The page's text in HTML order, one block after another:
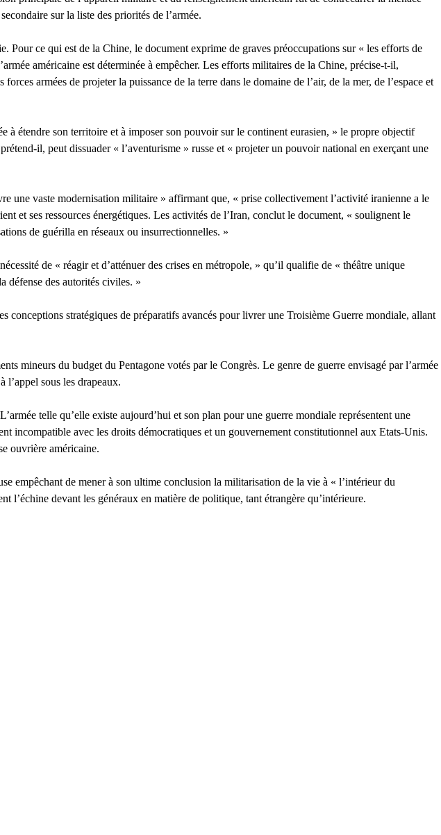
sur la liste des priorités de l’armée.
ce qui est de la Chine, le document exprime de graves préoccupations sur « les efforts de
américaine est déterminée à empêcher. Les efforts militaires de la Chine, précise-t-il,
armées de projeter la puissance de la terre dans le domaine de l’air, de la mer, de l’espace et
à étendre son territoire et à imposer son pouvoir sur le continent eurasien, » le propre objectif
il, peut dissuader « l’aventurisme » russe et « projeter un pouvoir national en exerçant une
une vaste modernisation militaire » affirmant que, « prise collectivement l’activité iranienne a le
et ses ressources énergétiques. Les activités de l’Iran, conclut le document, « soulignent le
de guérilla en réseaux ou insurrectionnelles. »
de « réagir et d’atténuer des crises en métropole, » qu’il qualifie de « théâtre unique
défense des autorités civiles. »
conceptions stratégiques de préparatifs avancés pour livrer une Troisième Guerre mondiale, allant
mineurs du budget du Pentagone votés par le Congrès. Le genre de guerre envisagé par l’armée
l’appel sous les drapeaux.
telle qu’elle existe aujourd’hui et son plan pour une guerre mondiale représentent une
incompatible avec les droits démocratiques et un gouvernement constitutionnel aux Etats-Unis.
ouvrière américaine.
empêchant de mener à son ultime conclusion la militarisation de la vie à « l’intérieur du
devant les généraux en matière de politique, tant étrangère qu’intérieure.